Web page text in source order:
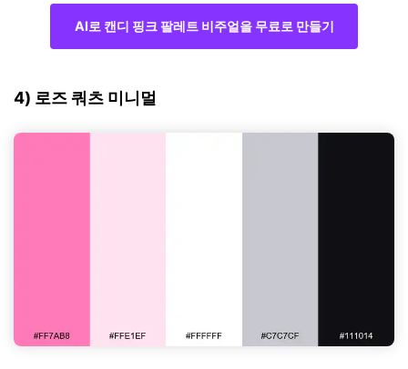
AI로 캔디 핑크 팔레트 비주얼을 무료로 만들기
4) 로즈 쿼츠 미니멀